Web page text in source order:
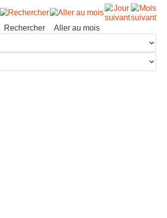
Rechercher Aller au mois